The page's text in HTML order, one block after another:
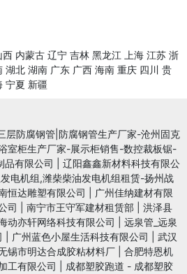
西 内蒙古 辽宁 吉林 黑龙江 上海 江苏 浙
湖北 湖南 广东 广西 海南 重庆 四川 贵
宁夏 新疆
防腐钢管|防腐钢管生产厂家-沧州固克
室柜生产厂家-展示柜销售-数控裁板锯-
品有限公司
辽阳鑫鑫新材料科技有限公
电机组,潍柴柴油发电机组租赁-扬州战
恒达雕塑有限公司
广州佳纳建材有限
司 南宁市王守军建材租赁部
洪泽县
动亦轩网络科技有限公司
远泉管_远泉
广州蓝色小屋生活科技有限公司
武汉
锡市明达合成胶粘材料厂
合肥特恩机
工有限公司
成都塑胶跑道 - 成都塑胶